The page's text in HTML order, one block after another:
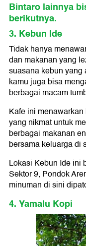
Bintaro lainnya
berikutnya.
3. Kebun Ide
Tidak hanya
dan makanan yang
suasana kebun yang
kamu juga bisa
berbagai macam
Kafe ini
yang nikmat untuk
berbagai makanan
bersama keluarga di
Lokasi Kebun Ide ini
Sektor 9, Pondok
minuman di sini
4. Yamalu Kopi